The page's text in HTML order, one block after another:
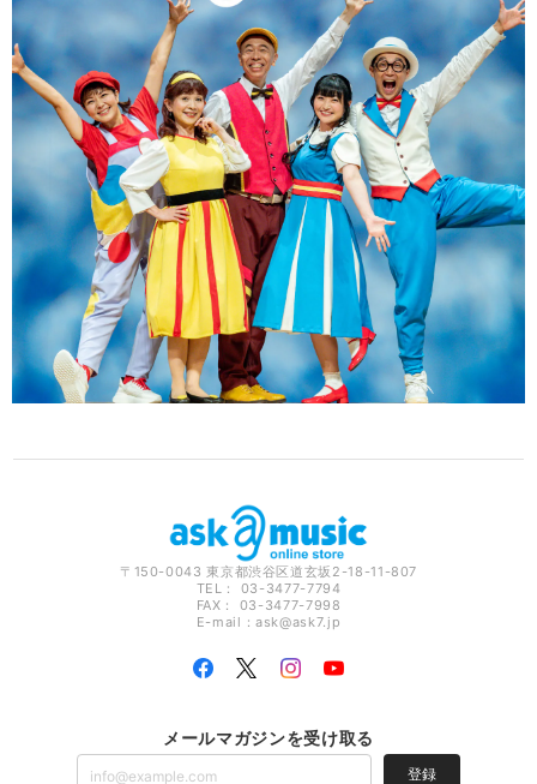
〒150-0043 東京都渋谷区道玄坂2-18-11-807
TEL： 03-3477-7794
FAX： 03-3477-7998
E-mail：ask@ask7.jp
メールマガジンを受け取る
登録